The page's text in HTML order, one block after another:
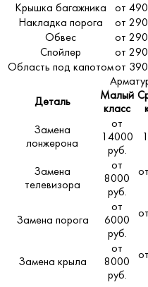
Крышка багажника
от
Накладка порога
от
Обвес
от
Спойлер
от
Область под капотомот
Деталь
Малый
класс
Замена
лонжерона
от
14000
руб.
Замена
телевизора
от
8000
руб.
Замена порога
от
6000
руб.
Замена крыла
от
8000
руб.